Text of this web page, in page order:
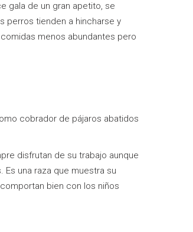
gala de un gran apetito, se
perros tienden a hincharse y
menos abundantes pero
cobrador de pájaros abatidos
disfrutan de su trabajo aunque
una raza que muestra su
bien con los niños